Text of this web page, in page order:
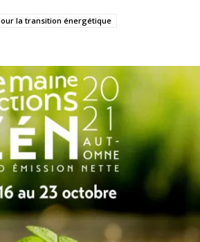
la transition énergétique